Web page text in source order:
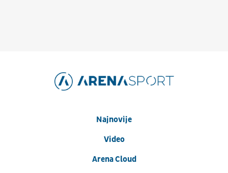
Najnovije
Video
Arena Cloud